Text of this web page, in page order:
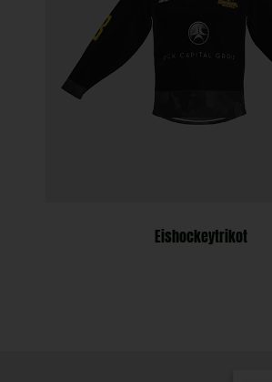
Eishockeytrikot